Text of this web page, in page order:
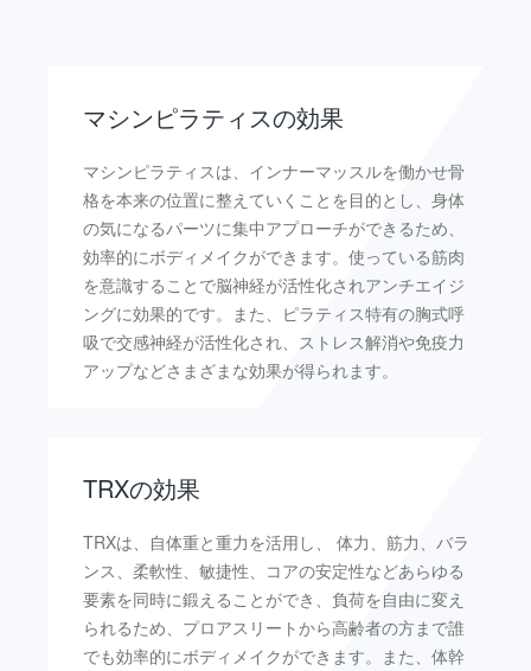
マシンピラティスの効果
マシンピラティスは、インナーマッスルを働かせ骨
格を本来の位置に整えていくことを目的とし、身体
の気になるパーツに集中アプローチができるため、
効率的にボディメイクができます。使っている筋肉
を意識することで脳神経が活性化されアンチエイジ
ングに効果的です。また、ピラティス特有の胸式呼
吸で交感神経が活性化され、ストレス解消や免疫力
アップなどさまざまな効果が得られます。
TRXの効果
TRXは、自体重と重力を活用し、 体力、筋力、バラ
ンス、柔軟性、敏捷性、コアの安定性などあらゆる
要素を同時に鍛えることができ、負荷を自由に変え
られるため、プロアスリートから高齢者の方まで誰
でも効率的にボディメイクができます。また、体幹